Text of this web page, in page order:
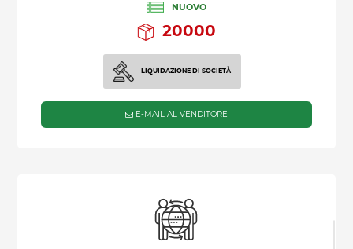
NUOVO
20000
LIQUIDAZIONE DI SOCIETÀ
E-MAIL AL VENDITORE